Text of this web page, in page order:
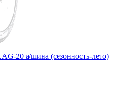
20 а/шина (сезонность-лето)